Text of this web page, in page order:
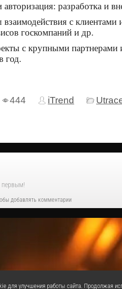
разработка и
с клиентами
госкомпаний и др.
с крупными партнерами
год.
444 iTrend
первым!
добавлять комментарии
для улучшения работы сайта. Продолжая